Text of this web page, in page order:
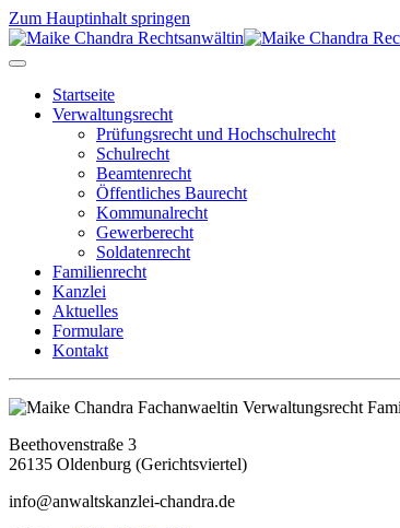
Zum Hauptinhalt springen
Startseite
Verwaltungsrecht
Prüfungsrecht und Hochschulrecht
Schulrecht
Beamtenrecht
Öffentliches Baurecht
Kommunalrecht
Gewerberecht
Soldatenrecht
Familienrecht
Kanzlei
Aktuelles
Formulare
Kontakt
Beethovenstraße 3
26135 Oldenburg (Gerichtsviertel)
info@anwaltskanzlei-chandra.de